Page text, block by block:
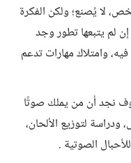
لا يُصنع؛ ولكن الفكرة
لم يتبعها تطور وجد
وامتلاك مهارات تدعم
نجد أن من يملك صوتًا
ودراسة لتوزيع الألحان،
الصوتية .